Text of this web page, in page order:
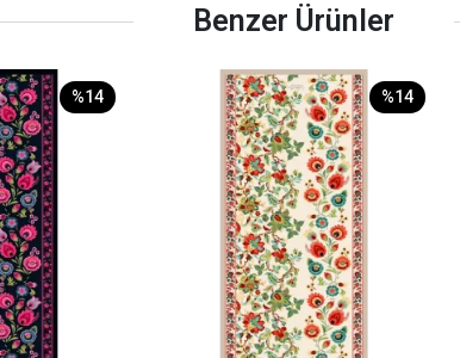
Benzer Ürünler
%14 %14